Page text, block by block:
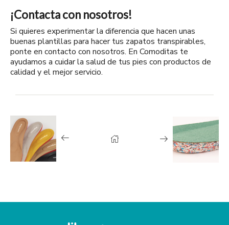
¡Contacta con nosotros!
Si quieres experimentar la diferencia que hacen unas
buenas plantillas para hacer tus zapatos transpirables,
ponte en contacto con nosotros. En Comoditas te
ayudamos a cuidar la salud de tus pies con productos de
calidad y el mejor servicio.